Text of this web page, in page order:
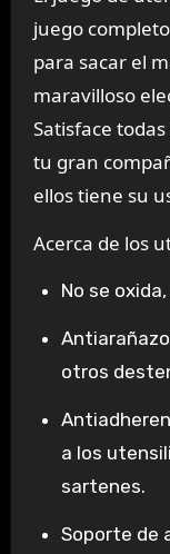
juego
para sacar el
maravilloso
Satisface
tu gran
ellos tiene su
Acerca de los
No se
otros
a los
sartenes.
Soporte de